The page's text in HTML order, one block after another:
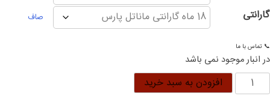
گارانتی
صاف
📞 تماس با ما
در انبار موجود نمی باشد
گوشی
سامسونگ
افزودن به سبد خرید